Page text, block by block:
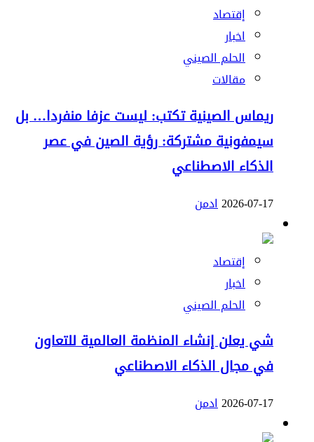
إقتصاد
اخبار
الحلم الصيني
مقالات
ريماس الصينية تكتب: ليست عزفا منفردا… بل
سيمفونية مشتركة: رؤية الصين في عصر
الذكاء الاصطناعي
2026-07-17ادمن
إقتصاد
اخبار
الحلم الصيني
شي يعلن إنشاء المنظمة العالمية للتعاون
في مجال الذكاء الاصطناعي
2026-07-17ادمن